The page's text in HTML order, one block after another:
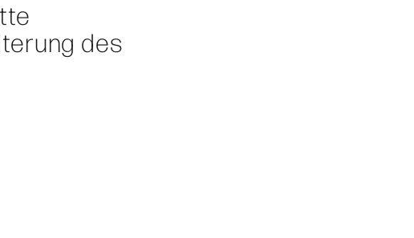
des